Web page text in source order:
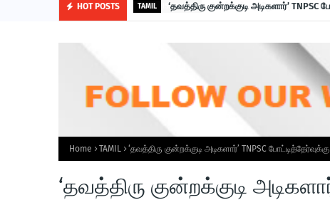
HOT POSTS TAMIL ‘தவத்திரு குன்றக்குடி அடிகளார்’ TNPSC
Home TAMIL ‘தவத்திரு குன்றக்குடி அடிகளார்’ TNPSC
‘தவத்திரு குன்றக்குடி